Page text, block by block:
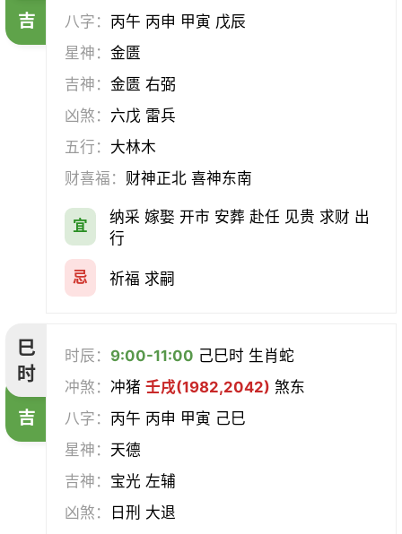
吉
八字： 丙午 丙申 甲寅 戊辰
星神：金匮
吉神：金匮 右弼
凶煞： 六戊 雷兵
五行： 大林木
财喜福： 财神正北 喜神东南
宜
纳采 嫁娶 开市 安葬 赴任 见贵 求财 出
行
忌 祈福 求嗣
巳
时
吉
时辰： 9:00-11:00 己巳时 生肖蛇
冲煞：冲猪壬戌(1982,2042) 煞东
八字： 丙午 丙申 甲寅 己巳
星神： 天德
吉神： 宝光 左辅
凶煞：
日刑 大退